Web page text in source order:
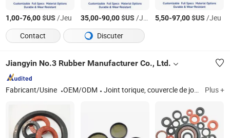
1,00-76,00$US/Jeu 35,00-90,00$US/Jeu 5,50-97,00$US/Jeu
Contact
Discuter
Jiangyin No.3 Rubber Manufacturer Co., Ltd.
Fabricant/Usine OEM/ODM Joint torique, couvercle de joint d'huile, joint d'huile à squelette, joint en V, joint d'huile Plus +